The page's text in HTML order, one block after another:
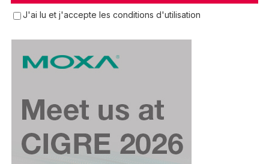
J'ai lu et j'accepte les conditions d'utilisation